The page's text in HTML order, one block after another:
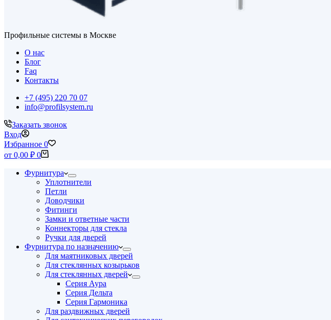
Профильные системы в Москве
О нас
Блог
Faq
Контакты
+7 (495) 220 70 07
info@profilsystem.ru
Заказать звонок
Вход
Избранное 0
Корзина
от 0,00 ₽ 0
Фурнитура
Уплотнители
Петли
Доводчики
Фитинги
Замки и ответные части
Коннекторы для стекла
Ручки для дверей
Фурнитура по назначению
Для маятниковых дверей
Для стеклянных козырьков
Для стеклянных дверей
Серия Аура
Серия Дельта
Серия Гармоника
Для раздвижных дверей